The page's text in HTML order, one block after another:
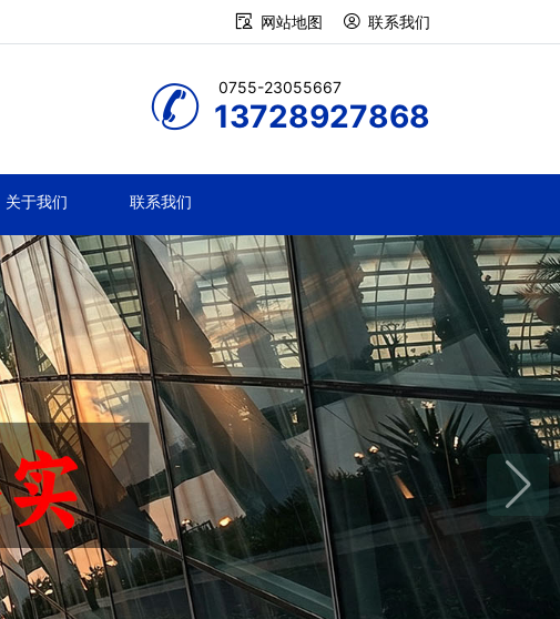
网站地图 联系我们
0755-23055667
13728927868
关于我们 联系我们